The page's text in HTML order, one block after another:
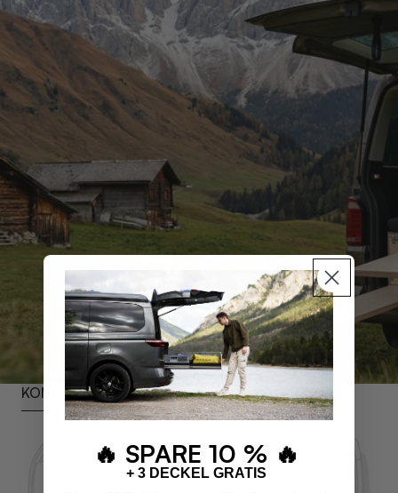
KOMPATIBILITÄTTECHNISCHE DATEN
🔥 SPARE 10 % 🔥
+ 3 DECKEL GRATIS